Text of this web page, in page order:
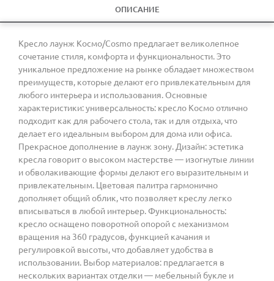
ОПИСАНИЕ
Кресло лаунж Космо/Cosmo предлагает великолепное
сочетание стиля, комфорта и функциональности. Это
уникальное предложение на рынке обладает множеством
преимуществ, которые делают его привлекательным для
любого интерьера и использования. Основные
характеристики: универсальность: кресло Космо отлично
подходит как для рабочего стола, так и для отдыха, что
делает его идеальным выбором для дома или офиса.
Прекрасное дополнение в лаунж зону. Дизайн: эстетика
кресла говорит о высоком мастерстве — изогнутые линии
и обволакивающие формы делают его выразительным и
привлекательным. Цветовая палитра гармонично
дополняет общий облик, что позволяет креслу легко
вписываться в любой интерьер. Функциональность:
кресло оснащено поворотной опорой с механизмом
вращения на 360 градусов, функцией качания и
регулировкой высоты, что добавляет удобства в
использовании. Выбор материалов: предлагается в
нескольких вариантах отделки — мебельный букле и